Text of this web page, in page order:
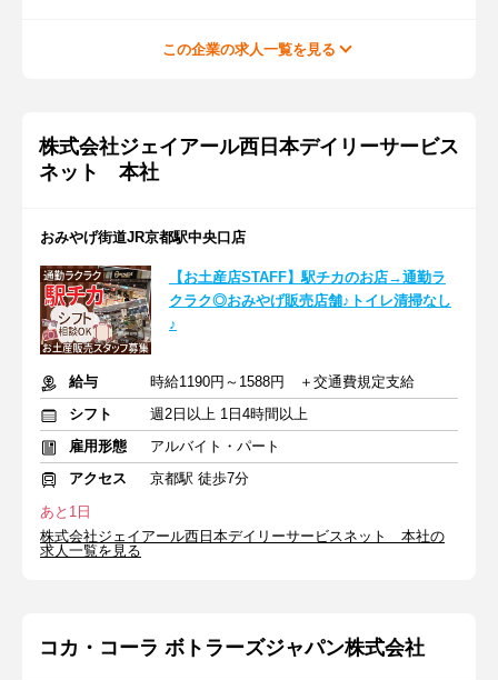
この企業の求人一覧を見る
株式会社ジェイアール西日本デイリーサービス
ネット 本社
おみやげ街道JR京都駅中央口店
【お土産店STAFF】駅チカのお店→通勤ラ
クラク◎おみやげ販売店舗♪トイレ清掃なし
♪
給与
時給1190円～1588円 ＋交通費規定支給
シフト
週2日以上 1日4時間以上
雇用形態
アルバイト・パート
アクセス
京都駅 徒歩7分
あと1日
株式会社ジェイアール西日本デイリーサービスネット 本社の
求人一覧を見る
コカ・コーラ ボトラーズジャパン株式会社